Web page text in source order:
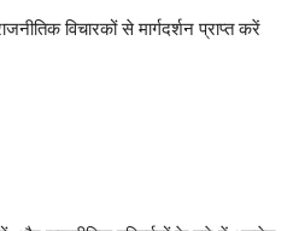
विचारकों से मार्गदर्शन प्राप्त करें